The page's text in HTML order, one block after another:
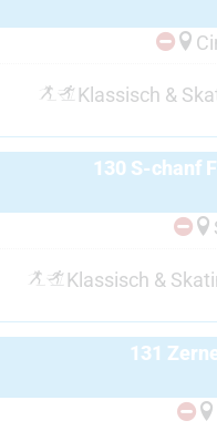
Klassisch &
130 S-chanf
Klassisch &
131